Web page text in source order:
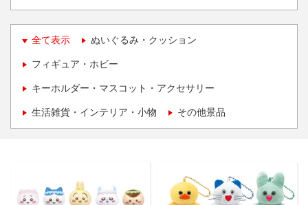
全て表示 ぬいぐるみ・クッション
フィギュア・ホビー
キーホルダー・マスコット・アクセサリー
生活雑貨・インテリア・小物 その他景品